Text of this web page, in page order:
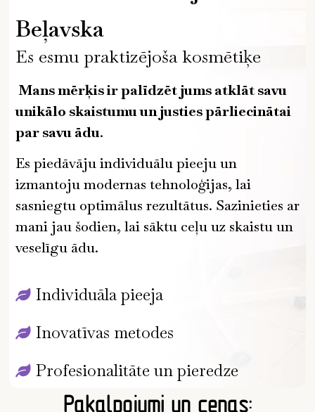
Beļavska
Es esmu praktizējoša kosmētiķe
Mans mērķis ir palīdzēt jums atklāt savu
unikālo skaistumu un justies pārliecinātai
par savu ādu.
Es piedāvāju individuālu pieeju un
izmantoju modernas tehnoloģijas, lai
sasniegtu optimālus rezultātus. Sazinieties ar
mani jau šodien, lai sāktu ceļu uz skaistu un
veselīgu ādu.
Individuāla pieeja
Inovatīvas metodes
Profesionalitāte un pieredze
Pakalpojumi un cenas: